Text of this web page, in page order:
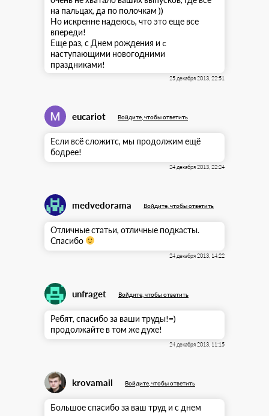
на пальцах, да по полочкам ))
Но искренне надеюсь, что это еще все
впереди!
Еще раз, с Днем рождения и c
наступающими новогодними
праздниками!
25 декабря 2013, 22:51
eucariot Войдите, чтобы ответить
Если всё сложитс, мы продолжим ещё
бодрее!
24 декабря 2013, 22:24
medvedorama Войдите, чтобы ответить
Отличные статьи, отличные подкасты.
Спасибо
24 декабря 2013, 14:22
unfraget Войдите, чтобы ответить
Ребят, спасибо за ваши труды!=)
продолжайте в том же духе!
24 декабря 2013, 11:15
krovamail Войдите, чтобы ответить
Большое спасибо за ваш труд и с днем